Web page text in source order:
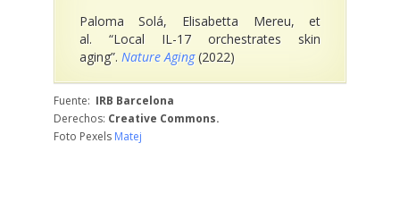
Paloma Solá, Elisabetta Mereu, et
al. “Local IL-17 orchestrates skin
aging”. Nature Aging(2022)
Fuente: IRB Barcelona
Derechos: Creative Commons.
Foto Pexels Matej